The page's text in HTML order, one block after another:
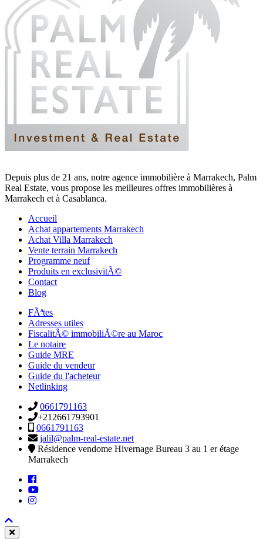
Depuis plus de 21 ans, notre agence immobilière à Marrakech, Palm
Real Estate, vous propose les meilleures offres immobilières à
Marrakech et à Casablanca.
Accueil
Achat appartements Marrakech
Achat Villa Marrakech
Vente terrain Marrakech
Programme neuf
Produits en exclusivitÃ©
Contact
Blog
FÃªtes
Adresses utiles
FiscalitÃ© immobiliÃ©re au Maroc
Le notaire
Guide MRE
Guide du vendeur
Guide du l'acheteur
Netlinking
0661791163
+212661793901
0661791163
jalil@palm-real-estate.net
Résidence vendome Hivernage Bureau 3 au 1 er étage
Marrakech